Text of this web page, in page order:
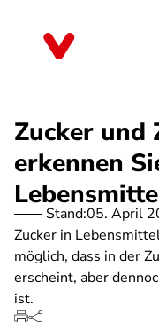
Zucker und
erkennen
Stand:05. April
Zucker in
möglich, dass in der
erscheint, aber
ist.